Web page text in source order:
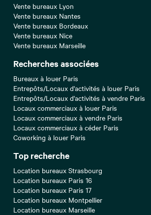
Vente bureaux Lyon
Vente bureaux Nantes
Vente bureaux Bordeaux
Vente bureaux Nice
Vente bureaux Marseille
Recherches associées
Bureaux à louer Paris
Entrepôts/Locaux d'activités à louer Paris
Entrepôts/Locaux d'activités à vendre Paris
Locaux commerciaux à louer Paris
Locaux commerciaux à vendre Paris
Locaux commerciaux à céder Paris
Coworking à louer Paris
Top recherche
Location bureaux Strasbourg
Location bureaux Paris 16
Location bureaux Paris 17
Location bureaux Montpellier
Location bureaux Marseille